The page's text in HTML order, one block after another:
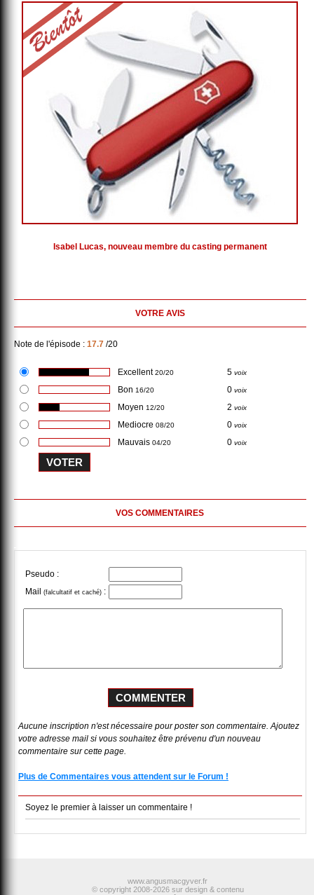
Isabel Lucas, nouveau membre du casting permanent
VOTRE AVIS
Note de l'épisode : 17.7 /20
Excellent20/20 5 voix
Bon 16/20 0 voix
Moyen 12/20 2 voix
Mediocre 08/20 0 voix
Mauvais 04/20 0 voix
VOS COMMENTAIRES
Pseudo :
Mail
(falcultatif et caché) :
Aucune inscription n'est nécessaire pour poster son commentaire. Ajoutez
votre adresse mail si vous souhaitez être prévenu d'un nouveau
commentaire sur cette page.
Plus de Commentaires vous attendent sur le Forum !
Soyez le premier à laisser un commentaire !
www.angusmacgyver.fr
© copyright 2008-2026 sur design & contenu